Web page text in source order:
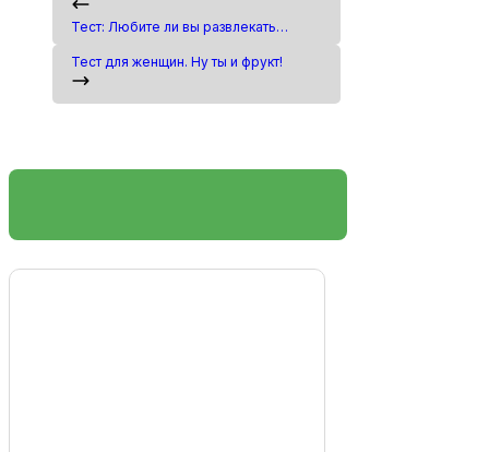
Тест: Любите ли вы развлекаться?
Тест для женщин. Ну ты и фрукт!